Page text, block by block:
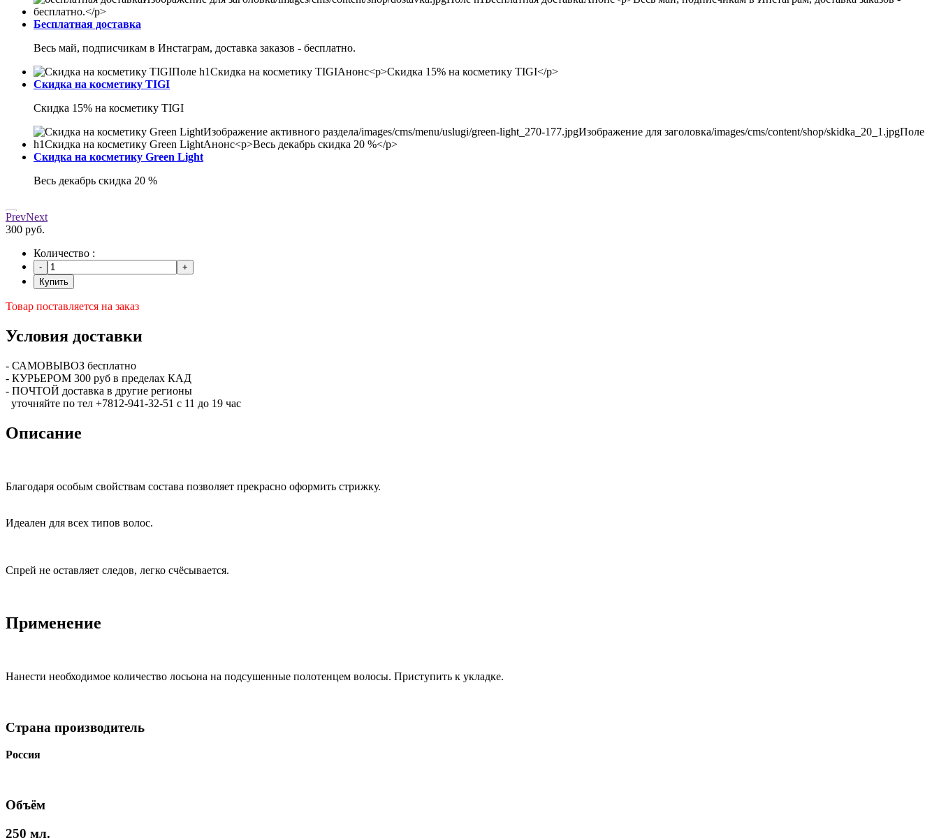
Бесплатная доставка
Весь май, подписчикам в Инстаграм, доставка заказов - бесплатно.
Скидка на косметику TIGI
Скидка 15% на косметику TIGI
Скидка на косметику Green Light
Весь декабрь скидка 20 %
PrevNext
300 руб.
Количество :
Купить
Товар поставляется на заказ
Условия доставки
- САМОВЫВОЗ бесплатно
- КУРЬЕРОМ 300 руб в пределах КАД
- ПОЧТОЙ доставка в другие регионы
уточняйте по тел +7812-941-32-51 с 11 до 19 час
Описание
Благодаря особым свойствам состава позволяет прекрасно оформить стрижку.
Идеален для всех типов волос.
Спрей не оставляет следов, легко счёсывается.
Применение
Нанести необходимое количество лосьона на подсушенные полотенцем волосы. Приступить к укладке.
Страна производитель
Россия
Объём
250 мл.